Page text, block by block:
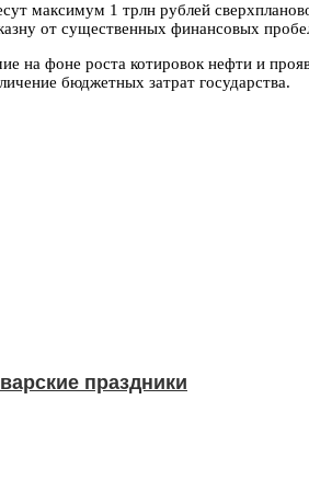
максимум 1 трлн рублей
от существенных финансовых
на фоне роста котировок нефти и
бюджетных затрат государства.
праздники